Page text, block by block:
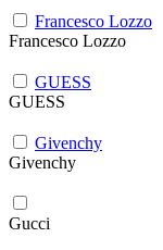
Francesco Lozzo
Francesco Lozzo
GUESS
GUESS
Givenchy
Givenchy
Gucci